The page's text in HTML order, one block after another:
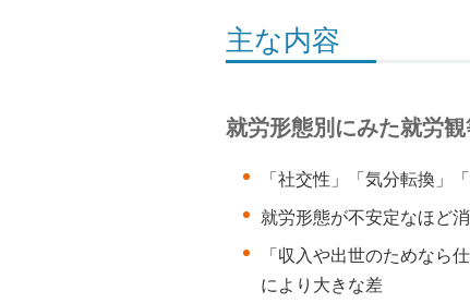
主な内容
就労形態別にみた就労
「社交性」「気分転換」
就労形態が不安定なほど
「収入や出世のためなら
により大きな差